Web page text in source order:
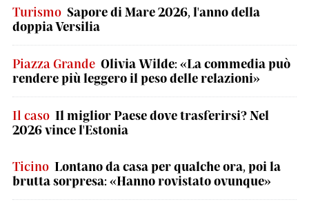
Turismo Sapore di Mare 2026, l'anno della
doppia Versilia
Piazza Grande Olivia Wilde: «La commedia può
rendere più leggero il peso delle relazioni»
Il caso Il miglior Paese dove trasferirsi? Nel
2026 vince l'Estonia
Ticino Lontano da casa per qualche ora, poi la
brutta sorpresa: «Hanno rovistato ovunque»